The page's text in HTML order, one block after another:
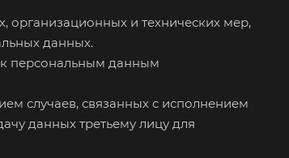
организационных и технических мер,
данных.
персональным данным
случаев, связанных с исполнением
данных третьему лицу для